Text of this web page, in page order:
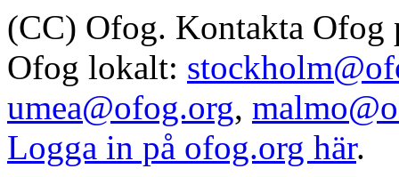
(CC) Ofog. Kontakta Ofog
Ofog lokalt:
umea@ofog.org,
Logga in på ofog.org här.